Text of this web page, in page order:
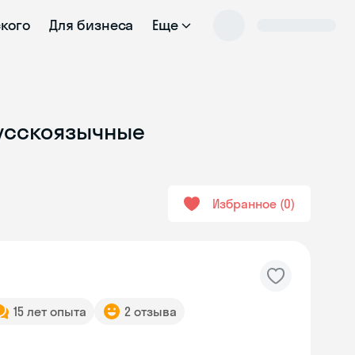
Для бизнеса Еще
Избранное 0
15 лет опыта 2 отзыва